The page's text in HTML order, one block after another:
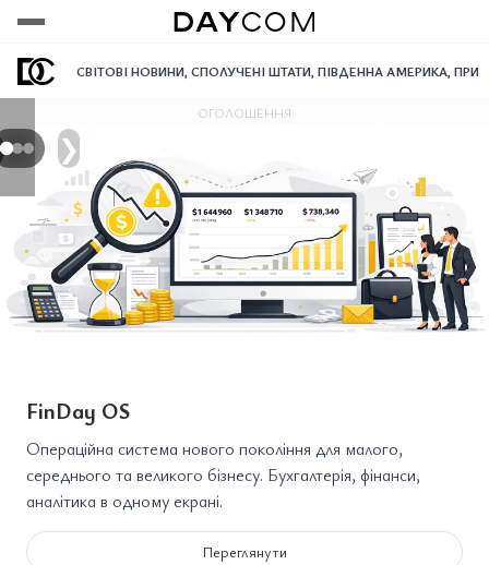
СВІТОВІ НОВИНИ, СПОЛУЧЕНІ ШТАТИ, ПІВДЕННА АМЕРИКА,
❯
ОГОЛОШЕННЯ
FinDay OS
Операційна система нового покоління для малого,
середнього та великого бізнесу. Бухгалтерія, фінанси,
аналітика в одному екрані.
Переглянути